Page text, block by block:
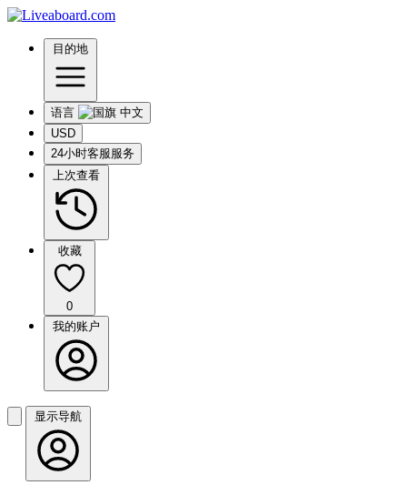
目的地
语言
USD
24小时客服服务
上次查看
收藏
0
我的账户
显示导航